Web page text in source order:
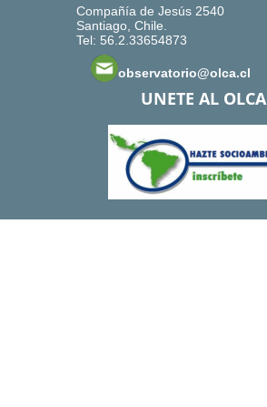
Compañía de Jesús 2540
Santiago, Chile.
Tel: 56.2.33654873
observatorio@olca.cl
UNETE AL OLCA